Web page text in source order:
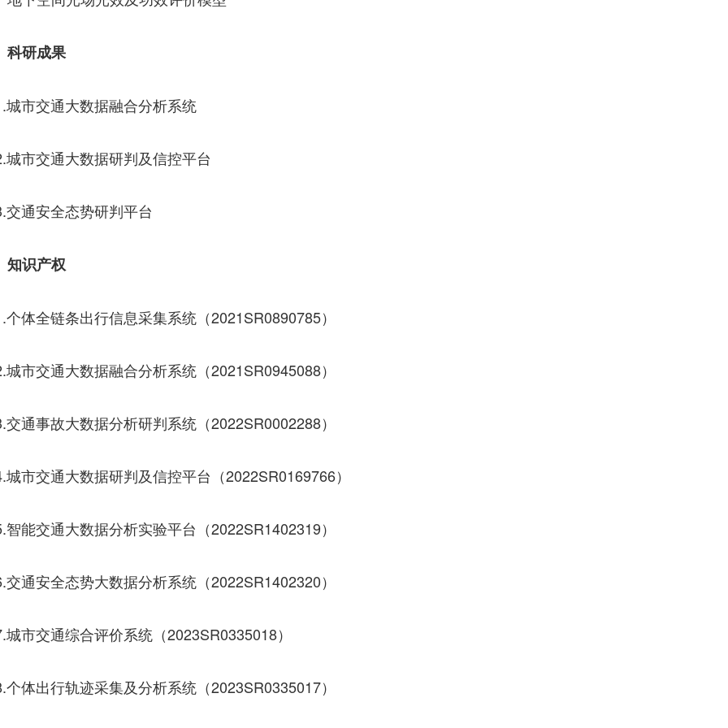
科研成果
市交通大数据融合分析系统
市交通大数据研判及信控平台
通安全态势研判平台
知识产权
体全链条出行信息采集系统（2021SR0890785）
市交通大数据融合分析系统（2021SR0945088）
通事故大数据分析研判系统（2022SR0002288）
市交通大数据研判及信控平台（2022SR0169766）
能交通大数据分析实验平台（2022SR1402319）
通安全态势大数据分析系统（2022SR1402320）
市交通综合评价系统（2023SR0335018）
体出行轨迹采集及分析系统（2023SR0335017）